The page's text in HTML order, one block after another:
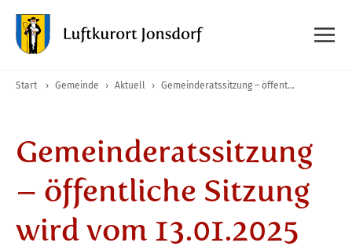
Start › Gemeinde › Aktuell › Gemeinderatssitzung – öffentliche Sitzung wird vom 13.01.2025 auf den 27.01.2025 verschoben
Gemeinderatssitzung
– öffentliche Sitzung
wird vom 13.01.2025